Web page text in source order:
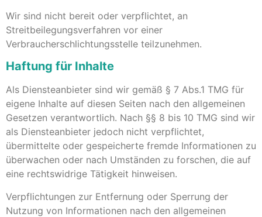
Wir sind nicht bereit oder verpflichtet, an
Streitbeilegungsverfahren vor einer
Verbraucherschlichtungsstelle teilzunehmen.
Haftung für Inhalte
Als Diensteanbieter sind wir gemäß § 7 Abs.1 TMG für
eigene Inhalte auf diesen Seiten nach den allgemeinen
Gesetzen verantwortlich. Nach §§ 8 bis 10 TMG sind wir
als Diensteanbieter jedoch nicht verpflichtet,
übermittelte oder gespeicherte fremde Informationen zu
überwachen oder nach Umständen zu forschen, die auf
eine rechtswidrige Tätigkeit hinweisen.
Verpflichtungen zur Entfernung oder Sperrung der
Nutzung von Informationen nach den allgemeinen